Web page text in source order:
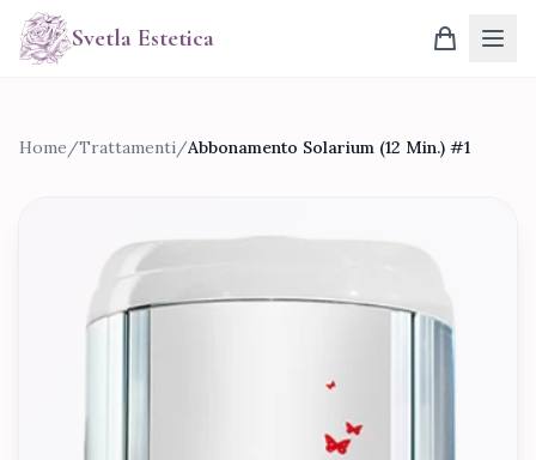
Svetla Estetica
Contatti
Accedi
Home/Trattamenti/Abbonamento Solarium (12 Min.) #1